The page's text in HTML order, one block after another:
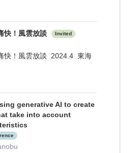
快！風雲放談 Invited
快！風雲放談 2024.4 東海
generative AI to create
take into account